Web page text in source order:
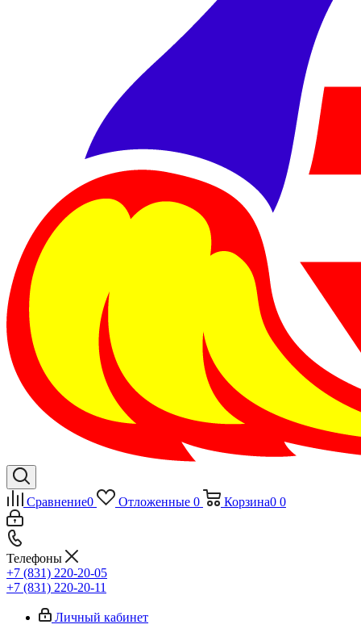
Сравнение0 Отложенные 0 Корзина0 0
Телефоны
+7 (831) 220-20-05
+7 (831) 220-20-11
Личный кабинет